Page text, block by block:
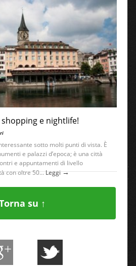
e nightlife!
sotto molti punti di vista. È
e palazzi d’epoca; è una città
e appuntamenti di livello
con oltre 50...Leggi→
su ↑